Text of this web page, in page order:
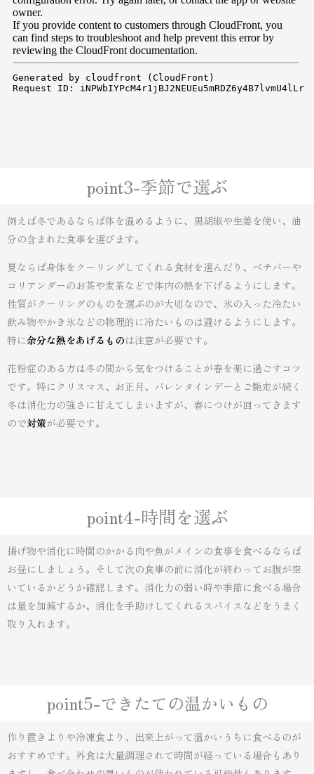
point3-季節で選ぶ
例えば冬であるならば体を温めるように、黒胡椒や生姜を使い、油
分の含まれた食事を選びます。
夏ならば身体をクーリングしてくれる食材を選んだり、ベチバーや
コリアンダーのお茶や麦茶などで体内の熱を下げるようにします。
性質がクーリングのものを選ぶのが大切なので、氷の入った冷たい
飲み物やかき氷などの物理的に冷たいものは避けるようにします。
特に余分な熱をあげるものは注意が必要です。
花粉症のある方は冬の間から気をつけることが春を楽に過ごすコツ
です。特にクリスマス、お正月、バレンタインデーとご馳走が続く
冬は消化力の強さに甘えてしまいますが、春につけが回ってきます
ので対策が必要です。
point4-時間を選ぶ
揚げ物や消化に時間のかかる肉や魚がメインの食事を食べるならば
お昼にしましょう。そして次の食事の前に消化が終わってお腹が空
いているかどうか確認します。消化力の弱い時や季節に食べる場合
は量を加減するか、消化を手助けしてくれるスパイスなどをうまく
取り入れます。
point5-できたての温かいもの
作り置きよりや冷凍食より、出来上がって温かいうちに食べるのが
おすすめです。外食は大量調理されて時間が経っている場合もあり